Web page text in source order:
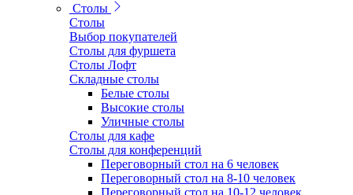
Столы
Столы
Выбор покупателей
Столы для фуршета
Столы Лофт
Складные столы
Белые столы
Высокие столы
Уличные столы
Столы для кафе
Столы для конференций
Переговорный стол на 6 человек
Переговорный стол на 8-10 человек
Переговорный стол на 10-12 человек